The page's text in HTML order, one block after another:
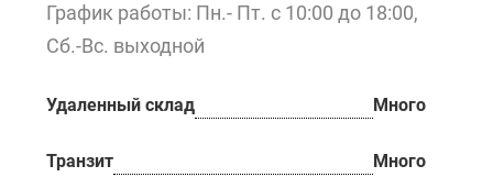
График работы: Пн.- Пт. с 10:00 до 18:00,
Сб.-Вс. выходной
Удаленный склад Много
Транзит Много